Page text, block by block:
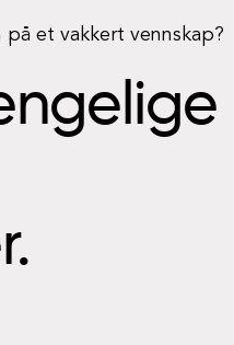
på et vakkert vennskap?